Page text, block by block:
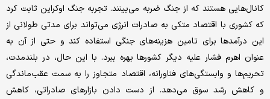
کانال‌هایی هستند که از جنگ ضربه می‌بینند. تجربه جنگ اوکراین ثابت کرد
که کشوری با اقتصاد متکی به صادرات انرژی می‌تواند برای مدتی طولانی از
این درآمدها برای تامین هزینه‌های جنگی استفاده کند و حتی از آن به
عنوان اهرم فشار علیه دیگر کشورها بهره ببرد. با این حال، در بلندمدت،
تحریم‌ها و وابستگی‌های فناورانه، اقتصاد متجاوز را به سمت عقب‌ماندگی
و کاهش رشد سوق می‌دهد. از دست دادن بازارهای صادراتی، کاهش